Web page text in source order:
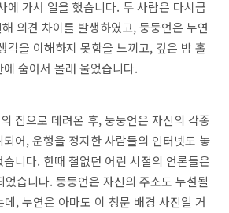
에 가서 일을 했습니다. 두 사람은 다시금
의견 차이를 발생하였고, 둥둥언은 누연
각을 이해하지 못함을 느끼고, 깊은 밤 홀
에 숨어서 몰래 울었습니다.
집으로 데려온 후, 둥둥언은 자신의 각종
어, 운행을 정지한 사람들의 인터넷도 놓
니다. 한때 철없던 어린 시절의 언론들은
었습니다. 둥둥언은 자신의 주소도 누설될
, 누연은 아마도 이 창문 배경 사진일 거